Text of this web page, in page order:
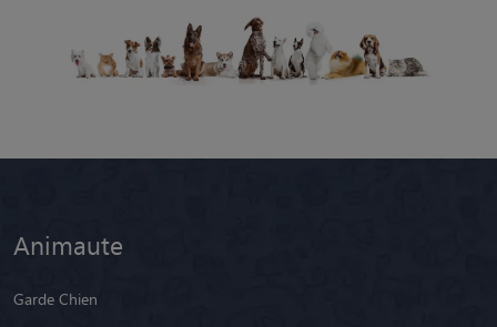
Animaute
Garde Chien